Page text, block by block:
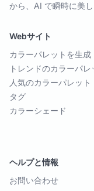
から、AI で瞬時に美
Webサイト
カラーパレットを生成
トレンドのカラーパレ
人気のカラーパレット
タグ
カラーシェード
ヘルプと情報
お問い合わせ